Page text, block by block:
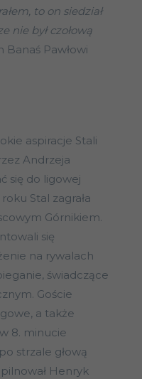
to on siedział
nie był czołową
Banaś Pawłowi
aspiracje Stali
Andrzeja
się do ligowej
Stal zagrała
Górnikiem.
się
na rywalach
świadczące
Goście
a także
8. minucie
strzale głową
Henryk